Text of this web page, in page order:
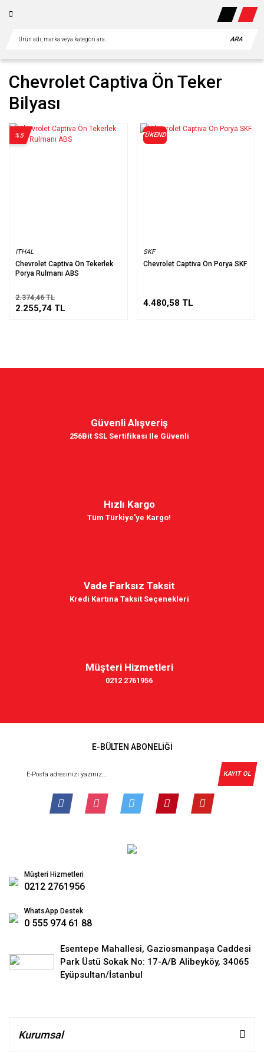
ARA
Chevrolet Captiva Ön Teker
Bilyası
ITHAL
Chevrolet Captiva Ön Tekerlek
Porya Rulmanı ABS
%5
2.374,46 TL
2.255,74 TL
TÜKENDİ
SKF
Chevrolet Captiva Ön Porya SKF
4.480,58 TL
Güvenli Alışveriş
256Bit SSL Sertifikası Ile Güvenli
Hızlı Kargo
Tüm Türkiye'ye Kargo!
Vade Farksız Taksit
Kredi Kartına Taksit Seçenekleri
Müşteri Hizmetleri
0212 2761956
E-BÜLTEN ABONELİĞİ
KAYIT OL
Müşteri Hizmetleri
0212 2761956
WhatsApp Destek
0 555 974 61 88
Esentepe Mahallesi, Gaziosmanpaşa Caddesi
Park Üstü Sokak No: 17-A/B Alibeyköy, 34065
Eyüpsultan/İstanbul
Kurumsal